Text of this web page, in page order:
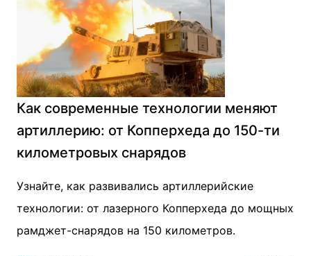
Как современные технологии меняют
артиллерию: от Копперхеда до 150-ти
километровых снарядов
Узнайте, как развивались артиллерийские
технологии: от лазерного Копперхеда до мощных
рамджет-снарядов на 150 километров.